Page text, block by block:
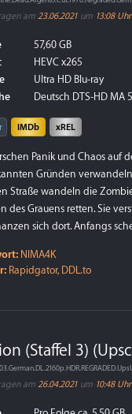
am 23.06.2021 um 13:08 Uhr
57,60 GB
HEVC x265
Ultra HD Blu-ray
Deutsch DTS-HD MA
IMDb xREL
Panik und Chaos auf
Gründen
Straße wandeln die
des Grauens retten. Sie
sich dort. Anfangs
NIMA4K
Rapidgator, DDL.to
(Staffel 3)
am 26.04.2021 um 10:48 Uhr